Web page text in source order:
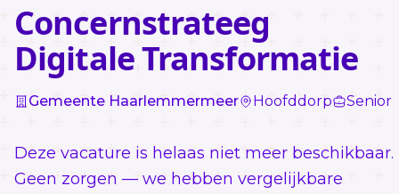
Concernstrateeg
Digitale Transformatie
Gemeente Haarlemmermeer Hoofddorp Senior
Deze vacature is helaas niet meer beschikbaar.
Geen zorgen — we hebben vergelijkbare